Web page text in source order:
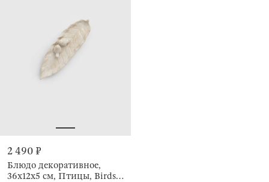
2 490 ₽
Блюдо декоративное,
36х12x5 см, Птицы, Birds